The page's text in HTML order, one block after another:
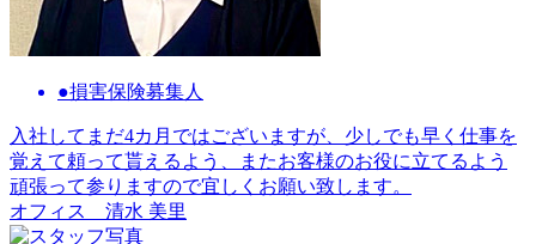
●損害保険募集人
入社してまだ4カ月ではございますが、少しでも早く仕事を
覚えて頼って貰えるよう、またお客様のお役に立てるよう
頑張って参りますので宜しくお願い致します。
オフィス
清水 美里